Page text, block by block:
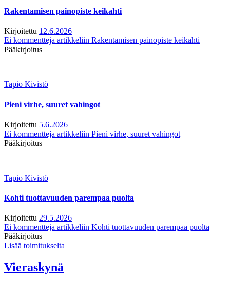
Rakentamisen painopiste keikahti
Kirjoitettu 12.6.2026
Ei kommentteja artikkeliin Rakentamisen painopiste keikahti
Pääkirjoitus
Tapio Kivistö
Pieni virhe, suuret vahingot
Kirjoitettu 5.6.2026
Ei kommentteja artikkeliin Pieni virhe, suuret vahingot
Pääkirjoitus
Tapio Kivistö
Kohti tuottavuuden parempaa puolta
Kirjoitettu 29.5.2026
Ei kommentteja artikkeliin Kohti tuottavuuden parempaa puolta
Pääkirjoitus
Lisää toimitukselta
Vieraskynä